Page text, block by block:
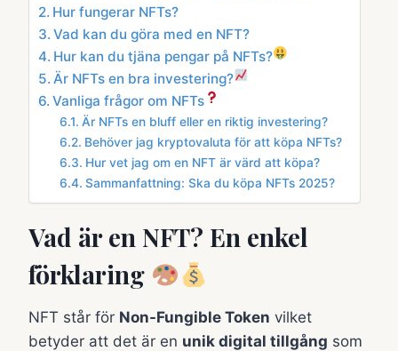
Hur fungerar NFTs?
Vad kan du göra med en NFT?
Hur kan du tjäna pengar på NFTs?
Är NFTs en bra investering?
Vanliga frågor om NFTs
Är NFTs en bluff eller en riktig investering?
Behöver jag kryptovaluta för att köpa NFTs?
Hur vet jag om en NFT är värd att köpa?
Sammanfattning: Ska du köpa NFTs 2025?
Vad är en NFT? En enkel
förklaring
NFT står för Non-Fungible Token vilket
betyder att det är en unik digital tillgång som